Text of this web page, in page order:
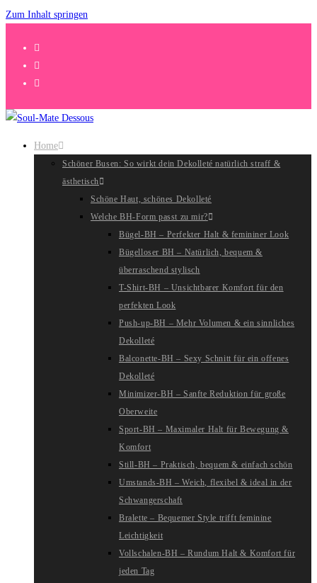
Zum Inhalt springen
Home
Schöner Busen: So wirkt dein Dekolleté natürlich straff &
ästhetisch
Schöne Haut, schönes Dekolleté
Welche BH-Form passt zu mir?
Bügel-BH – Perfekter Halt & femininer Look
Bügelloser BH – Natürlich, bequem &
überraschend stylisch
T-Shirt-BH – Unsichtbarer Komfort für den
perfekten Look
Push-up-BH – Mehr Volumen & ein sinnliches
Dekolleté
Balconette-BH – Sexy Schnitt für ein offenes
Dekolleté
Minimizer-BH – Sanfte Reduktion für große
Oberweite
Sport-BH – Maximaler Halt für Bewegung &
Komfort
Still-BH – Praktisch, bequem & einfach schön
Umstands-BH – Weich, flexibel & ideal in der
Schwangerschaft
Bralette – Bequemer Style trifft feminine
Leichtigkeit
Vollschalen-BH – Rundum Halt & Komfort für
jeden Tag